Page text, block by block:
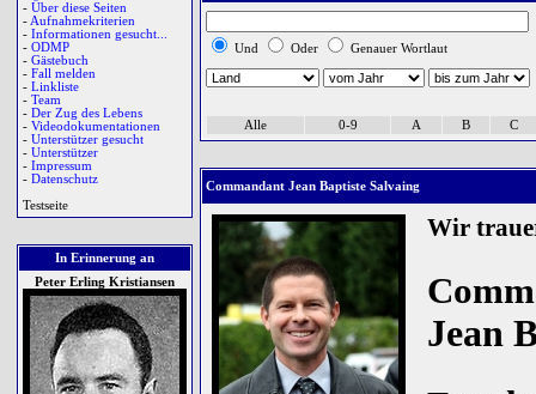
- Über diese Seiten
- Aufnahmekriterien
- Informationen gesucht...
- ODMP
- Gästebuch
- Fall melden
- Linkliste
- Team
- Der Zug des Lebens
- Videodokumentationen
- Unterstützer gesucht
- Unterstützer
- Impressum
- Datenschutz
Testseite
In Erinnerung an
Peter Erling Kristiansen
Und Oder Genauer Wortlaut
Alle 0-9 A B C
Commandant Jean Baptiste Salvaing
Wir
Jean